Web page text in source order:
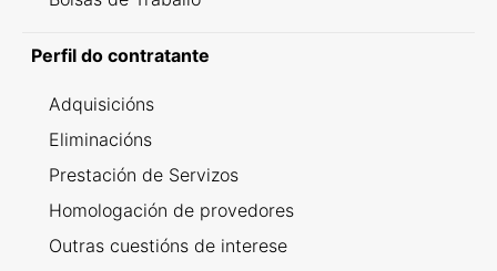
Perfil do contratante
Adquisicións
Eliminacións
Prestación de Servizos
Homologación de provedores
Outras cuestións de interese